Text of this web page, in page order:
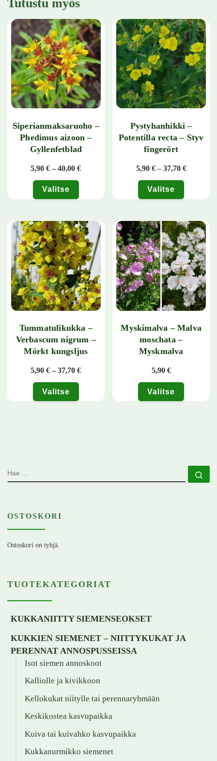
Tutustu myös
Siperianmaksaruoho –
Phedimus aizoon –
Gyllenfetblad
5,90€ – 40,00€Hintaluokka: 5,90 € - 40,00 €
Valitse
Pystyhanhikki –
Potentilla recta – Styv
fingerört
5,90 € – 37,70 €
Valitse
Tummatulikukka –
Verbascum nigrum –
Mörkt kungsljus
5,90€ – 37,70€Hintaluokka: 5,90 € - 37,70 €
Valitse
Myskimalva – Malva
moschata –
Myskmalva
5,90 €
Valitse
HAE
OSTOSKORI
Ostoskori on tyhjä.
TUOTEKATEGORIAT
KUKKANIITTY SIEMENSEOKSET
KUKKIEN SIEMENET – NIITTYKUKAT JA
PERENNAT ANNOSPUSSEISSA
Isot siemen annoskoot
Kalliolle ja kivikkoon
Kellokukat niitylle tai perennaryhmään
Keskikostea kasvupaikka
Kuiva tai kuivahko kasvupaikka
Kukkanurmikko siemenet